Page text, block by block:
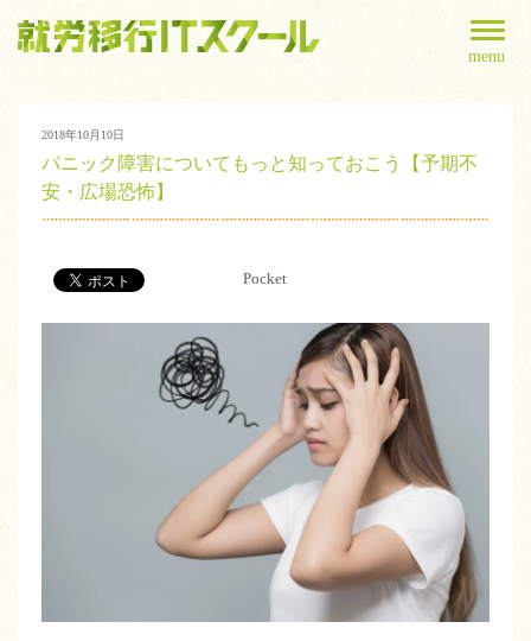
menu
2018年10月10日
パニック障害についてもっと知っておこう【予期不
安・広場恐怖】
Pocket